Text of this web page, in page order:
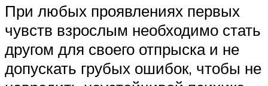
При любых проявлениях первых
чувств взрослым необходимо стать
другом для своего отпрыска и не
допускать грубых ошибок, чтобы не